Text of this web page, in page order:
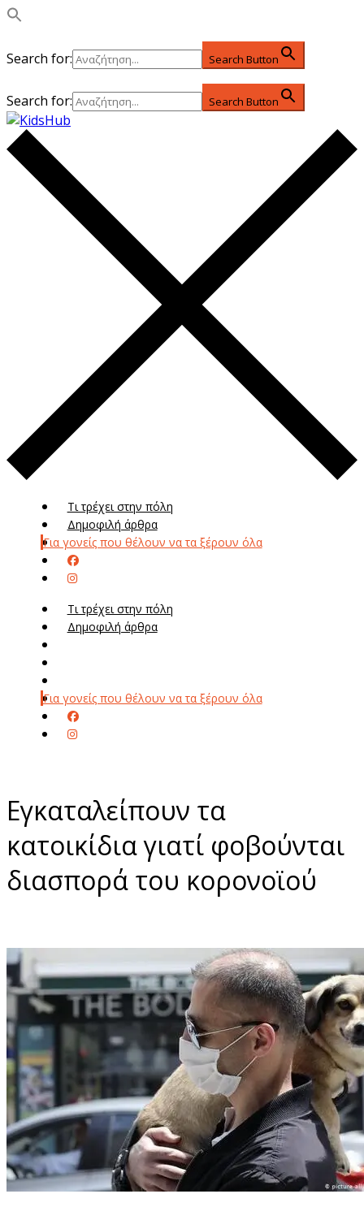
Search for: Search Button
Search for: Search Button
Τι τρέχει στην πόλη
Δημοφιλή άρθρα
Για γονείς που θέλουν να τα ξέρουν όλα
Τι τρέχει στην πόλη
Δημοφιλή άρθρα
Για γονείς που θέλουν να τα ξέρουν όλα
Εγκαταλείπουν τα
κατοικίδια γιατί φοβούνται
διασπορά του κορονοϊού